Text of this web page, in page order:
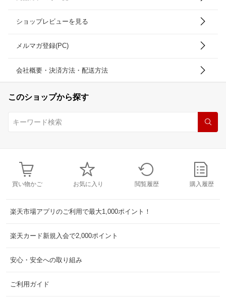
ショップレビューを見る
メルマガ登録(PC)
会社概要・決済方法・配送方法
このショップから探す
買い物かご お気に入り 閲覧履歴 購入履歴
楽天市場アプリのご利用で最大1,000ポイント！
楽天カード新規入会で2,000ポイント
安心・安全への取り組み
ご利用ガイド